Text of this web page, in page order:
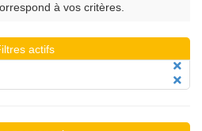
à vos critères.
actifs